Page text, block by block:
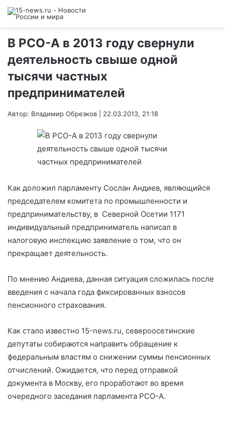
В РСО-А в 2013 году свернули
деятельность свыше одной
тысячи частных
предпринимателей
Автор: Владимир Обрезков | 22.03.2013, 21:18
Как доложил парламенту Сослан Андиев, являющийся
председателем комитета по промышленности и
предпринимательству, в Северной Осетии 1171
индивидуальный предприниматель написал в
налоговую инспекцию заявление о том, что он
прекращает деятельность.
По мнению Андиева, данная ситуация сложилась после
введения с начала года фиксированных взносов
пенсионного страхования.
Как стало известно 15-news.ru, североосетинские
депутаты собираются направить обращение к
федеральным властям о снижении суммы пенсионных
отчислений. Ожидается, что перед отправкой
документа в Москву, его проработают во время
очередного заседания парламента РСО-А.